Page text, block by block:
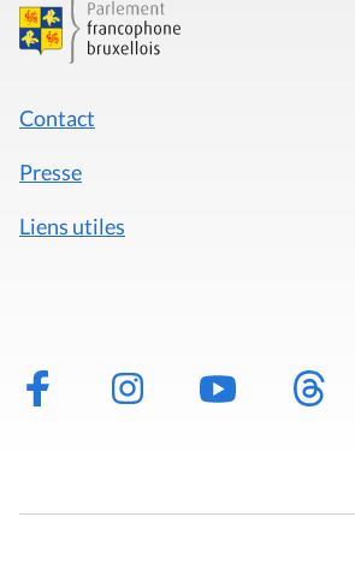
Contact
Presse
Liens utiles